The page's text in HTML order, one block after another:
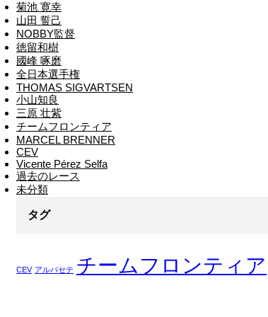
菊池 寛幸
山田 誓己
NOBBY監督
徳留和樹
國峰 啄磨
全日本選手権
THOMAS SIGVARTSEN
小山知良
三原 壮紫
チームフロンティア
MARCEL BRENNER
CEV
Vicente Pérez Selfa
過去のレース
未分類
タグ
CEV アルバセテ チームフロンティア